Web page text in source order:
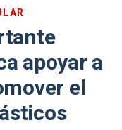
apoyar a
el